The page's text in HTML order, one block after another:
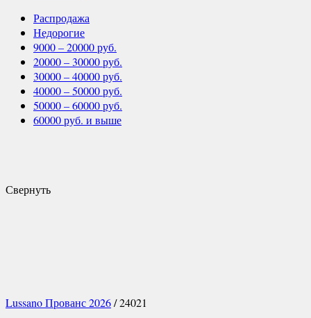
Распродажа
Недорогие
9000 – 20000 руб.
20000 – 30000 руб.
30000 – 40000 руб.
40000 – 50000 руб.
50000 – 60000 руб.
60000 руб. и выше
Свернуть
Lussano Прованс 2026/ 24021